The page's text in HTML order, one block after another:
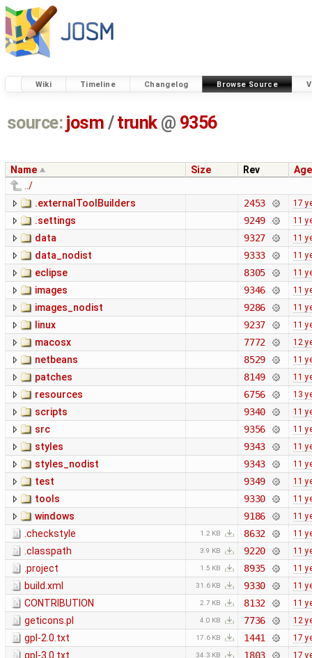
Wiki Timeline Changelog Browse Source
source: josm / trunk @ 9356
Name Size Rev
Age
../
.externalToolBuilders
2453 17
.settings 9249 11
data 9327 11
data_nodist 9333 11
eclipse 8305 11
images 9346 11
images_nodist 9286 11
linux 9237 11
macosx 7772 12
netbeans 8529 11
patches 8149 11
resources 6756 13
scripts 9340 11
src 9356 11
styles 9343 11
styles_nodist 9343 11
test 9349 11
tools 9330 11
windows 9186 11
.checkstyle 1.2 KB 8632 11
.classpath 3.9 KB 9220 11
.project 1.5 KB 8935 11
build.xml 31.6 KB 9330 11
CONTRIBUTION 2.7 KB 8132 11
geticons.pl 4.0 KB 7736 12
gpl-2.0.txt 17.6 KB 1441 17
gpl-3.0.txt 34.3 KB 1803 17